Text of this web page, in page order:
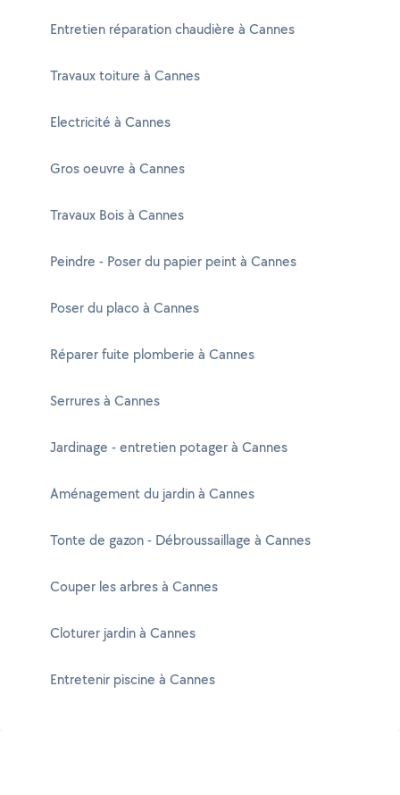
Entretien réparation chaudière à Cannes
Travaux toiture à Cannes
Electricité à Cannes
Gros oeuvre à Cannes
Travaux Bois à Cannes
Peindre - Poser du papier peint à Cannes
Poser du placo à Cannes
Réparer fuite plomberie à Cannes
Serrures à Cannes
Jardinage - entretien potager à Cannes
Aménagement du jardin à Cannes
Tonte de gazon - Débroussaillage à Cannes
Couper les arbres à Cannes
Cloturer jardin à Cannes
Entretenir piscine à Cannes